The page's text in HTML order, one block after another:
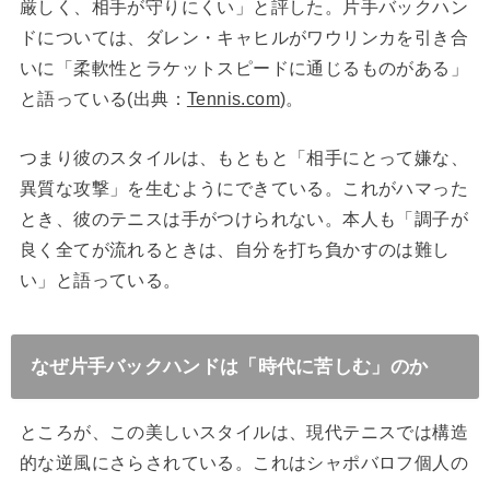
厳しく、相手が守りにくい」と評した。片手バックハン
ドについては、ダレン・キャヒルがワウリンカを引き合
いに「柔軟性とラケットスピードに通じるものがある」
と語っている(出典： Tennis.com)。
つまり彼のスタイルは、もともと「相手にとって嫌な、
異質な攻撃」を生むようにできている。これがハマった
とき、彼のテニスは手がつけられない。本人も「調子が
良く全てが流れるときは、自分を打ち負かすのは難し
い」と語っている。
なぜ片手バックハンドは「時代に苦しむ」のか
ところが、この美しいスタイルは、現代テニスでは構造
的な逆風にさらされている。これはシャポバロフ個人の